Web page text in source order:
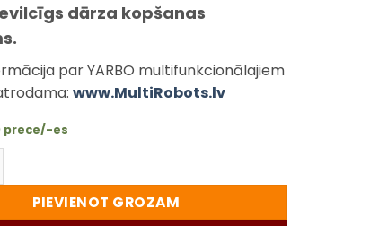
dārza kopšanas
par YARBO multifunkcionālajiem
www.MultiRobots.lv
prece/-es
Zāles Pļaušanai – Autonomais Pļāvējs ar Moduļu
PIEVIENOT GROZAM